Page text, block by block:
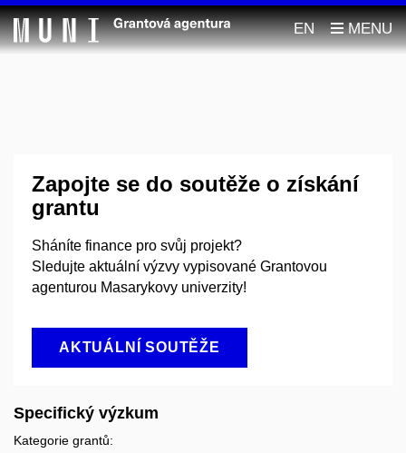
EN
Zapojte se do soutěže o získání
grantu
Sháníte finance pro svůj projekt?
Sledujte aktuální výzvy vypisované Grantovou
agenturou Masarykovy univerzity!
AKTUÁLNÍ SOUTĚŽE
Specifický výzkum
Kategorie grantů: